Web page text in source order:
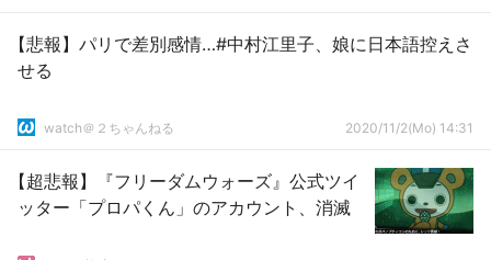
【悲報】パリで差別感情…#中村江里子、娘に日本語控えさ
せる
watch＠２ちゃんねる 2020/11/2(Mo) 14:31
【超悲報】『フリーダムウォーズ』公式ツイ
ッター「プロパくん」のアカウント、消滅